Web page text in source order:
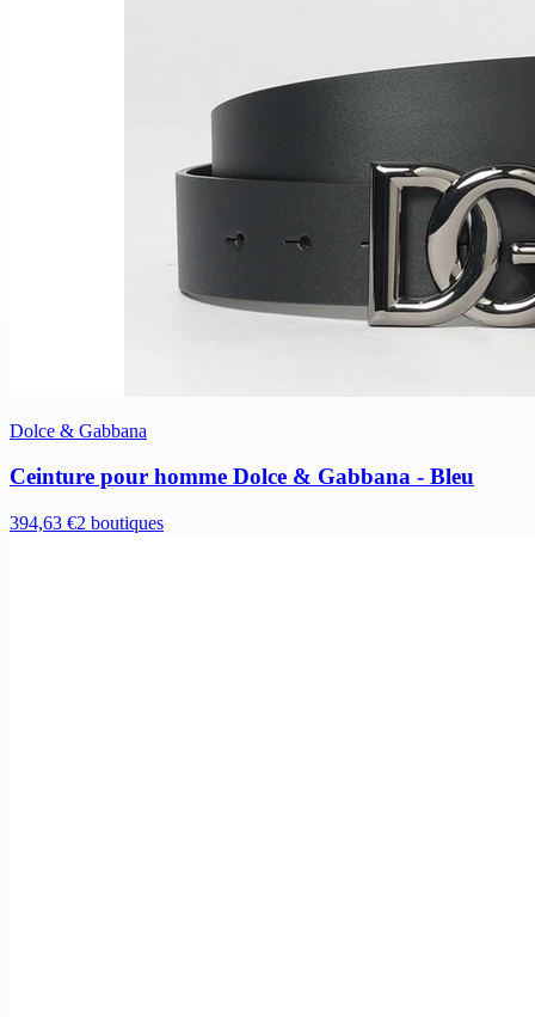
Dolce & Gabbana
Ceinture pour homme Dolce & Gabbana - Bleu
394,63 €2 boutiques